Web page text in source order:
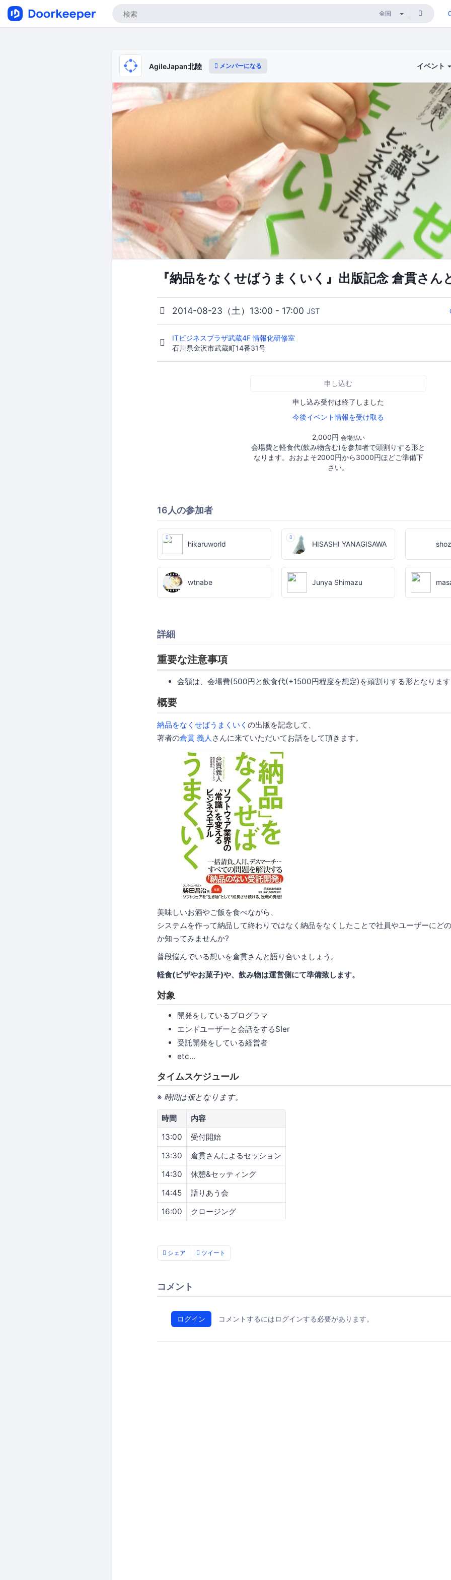
AgileJapan北陸 メンバーになる イベント
『納品をなくせばうまくいく』出版記念 倉貫さん
2014-08-23（土）13:00 - 17:00 JST
ITビジネスプラザ武蔵4F 情報化研修室
石川県金沢市武蔵町14番31号
申し込む
申し込み受付は終了しました
今後イベント情報を受け取る
2,000円 会場払い
会場費と軽食代(飲み物含む)を参加者で頭割りする形と
なります。おおよそ2000円から3000円ほどご準備下
さい。
16人の参加者
hikaruworld HISASHI YANAGISAWA
wtnabe Junya Shimazu
詳細
重要な注意事項
金額は、会場費(500円と飲食代(+1500円程度を想定)を頭割りする形となりま
概要
納品をなくせばうまくいく の出版を記念して、
著者の倉貫 義人 さんに来ていただいてお話をして頂きます。
美味しいお酒やご飯を食べながら、
システムを作って納品して終わりではなく納品をなくしたことで社員やユーザーにど
か知ってみませんか?
普段悩んでいる想いを倉貫さんと語り合いましょう。
軽食(ピザやお菓子)や、飲み物は運営側にて準備致します。
対象
開発をしているプログラマ
エンドユーザーと会話をするSIer
受託開発をしている経営者
etc...
タイムスケジュール
※ 時間は仮となります。
時間
内容
13:00
受付開始
13:30
倉貫さんによるセッション
14:30
休憩&セッティング
14:45
語りあう会
16:00
クロージング
シェア ツイート
コメント
ログイン コメントするにはログインする必要があります。